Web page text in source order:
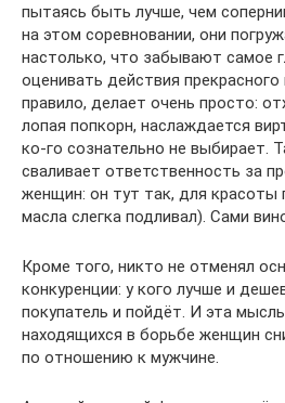
пытаясь быть лучше, чем
на этом соревновании, они
настолько, что забывают самое
оценивать действия прекрасного
правило, делает очень просто:
лопая попкорн, наслаждается
ко-го сознательно не выбирает.
сваливает ответственность за
женщин: он тут так, для красоты
масла слегка подливал). Сами
Кроме того, никто не отменял
конкуренции: у кого лучше и
покупатель и пойдёт. И эта
находящихся в борьбе женщин
по отношению к мужчине.